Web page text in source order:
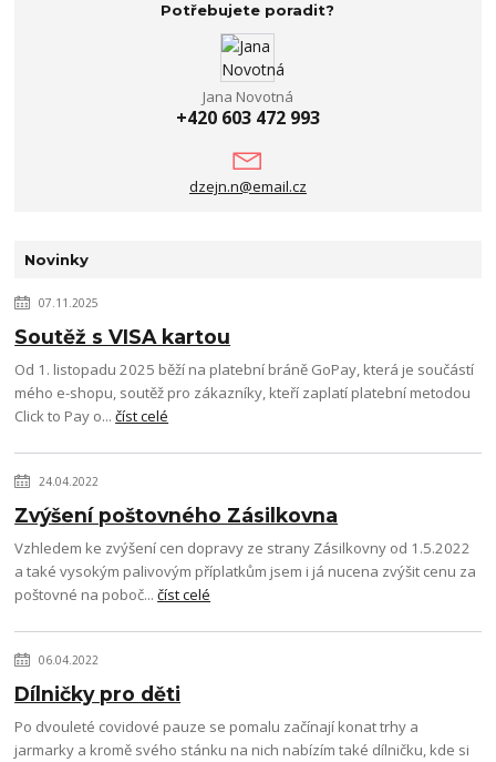
Potřebujete poradit?
Jana Novotná
+420 603 472 993
dzejn.n@email.cz
Novinky
07.11.2025
Soutěž s VISA kartou
Od 1. listopadu 2025 běží na platební bráně GoPay, která je součástí
mého e-shopu, soutěž pro zákazníky, kteří zaplatí platební metodou
Click to Pay o...číst celé
24.04.2022
Zvýšení poštovného Zásilkovna
Vzhledem ke zvýšení cen dopravy ze strany Zásilkovny od 1.5.2022
a také vysokým palivovým příplatkům jsem i já nucena zvýšit cenu za
poštovné na poboč...číst celé
06.04.2022
Dílničky pro děti
Po dvouleté covidové pauze se pomalu začínají konat trhy a
jarmarky a kromě svého stánku na nich nabízím také dílničku, kde si